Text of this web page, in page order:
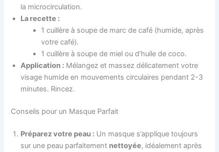
la microcirculation.
La recette :
1 cuillère à soupe de marc de café (humide, après
votre café).
1 cuillère à soupe de miel ou d’huile de coco.
Application : Mélangez et massez délicatement votre
visage humide en mouvements circulaires pendant 2-3
minutes. Rincez.
Conseils pour un Masque Parfait
Préparez votre peau : Un masque s’applique toujours
sur une peau parfaitement nettoyée, idéalement après